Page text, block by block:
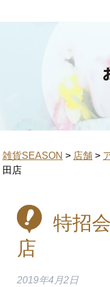
雑貨SEASON > 店舗 >
田店
特招
店
2019年4月2日